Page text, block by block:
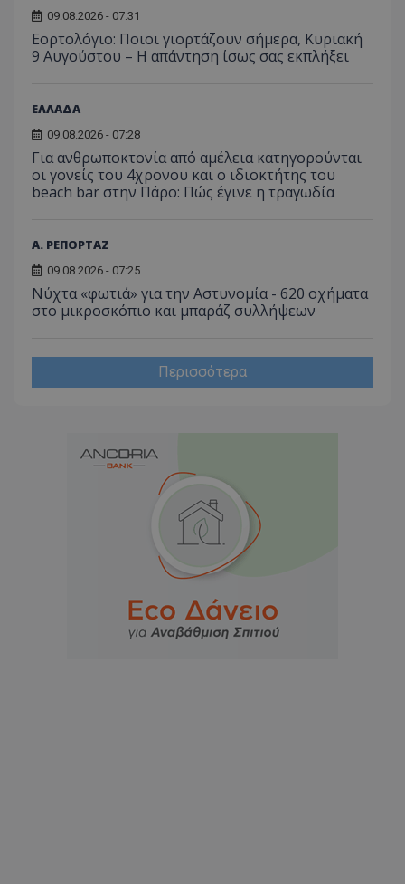
09.08.2026 - 07:31
Εορτολόγιο: Ποιοι γιορτάζουν σήμερα, Κυριακή
9 Αυγούστου – Η απάντηση ίσως σας εκπλήξει
ΕΛΛΑΔΑ
09.08.2026 - 07:28
Για ανθρωποκτονία από αμέλεια κατηγορούνται
οι γονείς του 4χρονου και ο ιδιοκτήτης του
beach bar στην Πάρο: Πώς έγινε η τραγωδία
Α. ΡΕΠΟΡΤΑΖ
09.08.2026 - 07:25
Νύχτα «φωτιά» για την Αστυνομία - 620 οχήματα
στο μικροσκόπιο και μπαράζ συλλήψεων
Περισσότερα